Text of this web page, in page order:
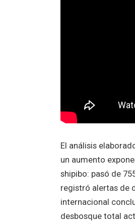
El análisis
un aumento
shipibo: pasó de
registró alertas de
internacional
desbosque total